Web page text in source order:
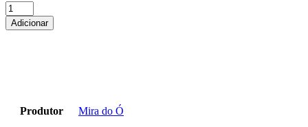
Quantidade
de
Mira
Adicionar
Produtor Mira do Ó